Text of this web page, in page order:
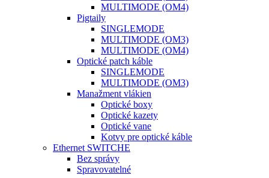
MULTIMODE (OM4)
Pigtaily
SINGLEMODE
MULTIMODE (OM3)
MULTIMODE (OM4)
Optické patch káble
SINGLEMODE
MULTIMODE (OM3)
Manažment vlákien
Optické boxy
Optické kazety
Optické vane
Kotvy pre optické káble
Ethernet SWITCHE
Bez správy
Spravovatelné